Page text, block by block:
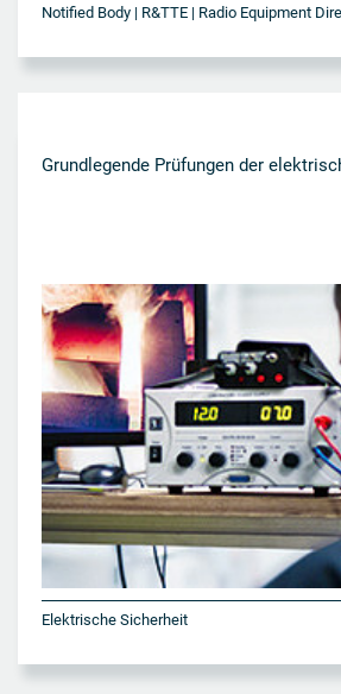
Notified Body | R&TTE | Radio Equipment
Grundlegende Prüfungen der
Elektrische Sicherheit